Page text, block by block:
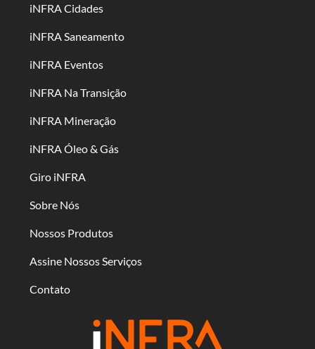
iNFRA Cidades
iNFRA Saneamento
iNFRA Eventos
iNFRA Na Transição
iNFRA Mineração
iNFRA Óleo & Gás
Giro iNFRA
Sobre Nós
Nossos Produtos
Assine Nossos Serviços
Contato